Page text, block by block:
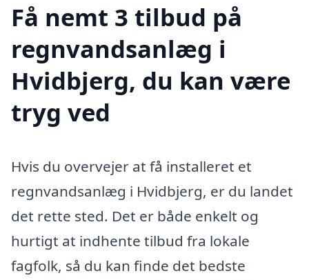
Få nemt 3 tilbud på
regnvandsanlæg i
Hvidbjerg, du kan være
tryg ved
Hvis du overvejer at få installeret et
regnvandsanlæg i Hvidbjerg, er du landet
det rette sted. Det er både enkelt og
hurtigt at indhente tilbud fra lokale
fagfolk, så du kan finde det bedste